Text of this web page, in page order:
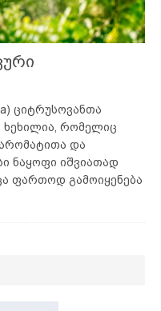
ციტრუსოვანთა
ხეხილია, რომელიც
და
ნაყოფი იშვიათად
ფართოდ გამოიყენება